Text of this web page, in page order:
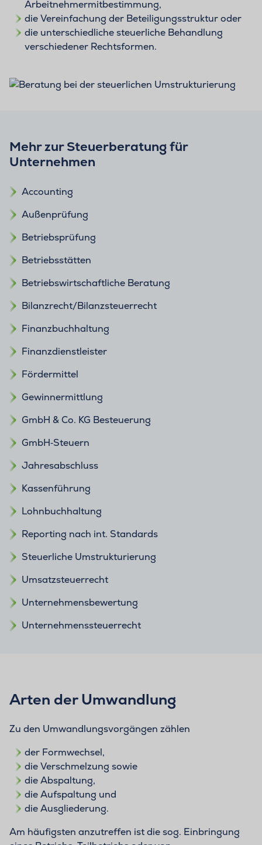
Arbeitnehmermitbestimmung,
die Vereinfachung der Beteiligungsstruktur oder
die unterschiedliche steuerliche Behandlung
verschiedener Rechtsformen.
Mehr zur Steuerberatung für
Unternehmen
Accounting
Außenprüfung
Betriebsprüfung
Betriebsstätten
Betriebswirtschaftliche Beratung
Bilanzrecht/Bilanzsteuerrecht
Finanzbuchhaltung
Finanzdienstleister
Fördermittel
Gewinnermittlung
GmbH & Co. KG Besteuerung
GmbH‑Steuern
Jahresabschluss
Kassenführung
Lohnbuchhaltung
Reporting nach int. Standards
Steuerliche Umstrukturierung
Umsatzsteuerrecht
Unternehmensbewertung
Unternehmenssteuerrecht
Arten der Umwandlung
Zu den Umwandlungsvorgängen zählen
der Formwechsel,
die Verschmelzung sowie
die Abspaltung,
die Aufspaltung und
die Ausgliederung.
Am häufigsten anzutreffen ist die sog. Einbringung